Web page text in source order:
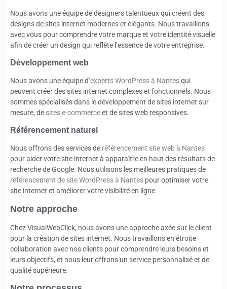
Nous avons une équipe de designers talentueux qui créent des
designs de sites internet modernes et élégants. Nous travaillons
avec vous pour comprendre votre marque et votre identité visuelle
afin de créer un design qui reflète l’essence de votre entreprise.
Développement web
Nous avons une équipe d’experts WordPress à Nantesqui
peuvent créer des sites internet complexes et fonctionnels. Nous
sommes spécialisés dans le développement de sites internet sur
mesure, de sites e-commerceet de sites web responsives.
Référencement naturel
Nous offrons des services de référencement site web à Nantes
pour aider votre site internet à apparaître en haut des résultats de
recherche de Google. Nous utilisons les meilleures pratiques de
référencement de site WordPress à Nantes pour optimiser votre
site internet et améliorer votre visibilité en ligne.
Notre approche
Chez VisualWebClick, nous avons une approche axée sur le client
pour la création de sites internet. Nous travaillons en étroite
collaboration avec nos clients pour comprendre leurs besoins et
leurs objectifs, et nous leur offrons un service personnalisé et de
qualité supérieure.